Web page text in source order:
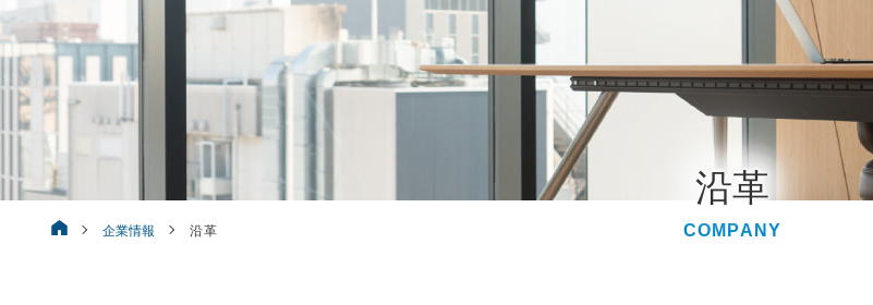
沿革
COMPANY
株式会社NHファシリティーズ
企業情報 沿革